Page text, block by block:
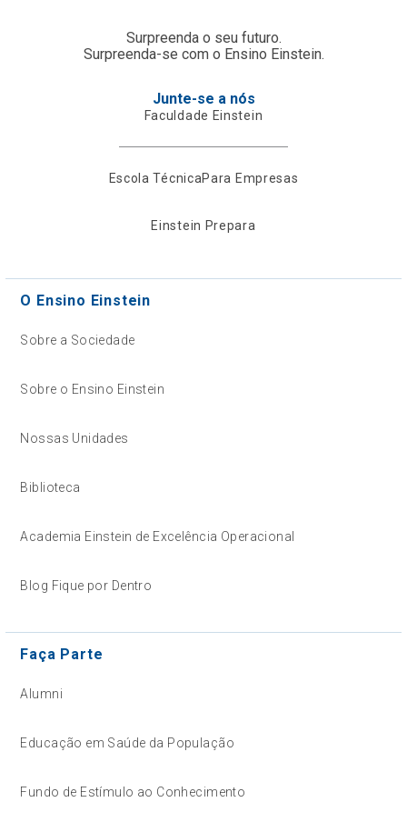
Surpreenda o seu futuro.
Surpreenda-se com o Ensino Einstein.
Junte-se a nós
Faculdade Einstein
Escola TécnicaPara Empresas
Einstein Prepara
O Ensino Einstein
Sobre a Sociedade
Sobre o Ensino Einstein
Nossas Unidades
Biblioteca
Academia Einstein de Excelência Operacional
Blog Fique por Dentro
Faça Parte
Alumni
Educação em Saúde da População
Fundo de Estímulo ao Conhecimento